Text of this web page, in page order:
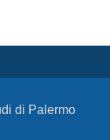
di Palermo